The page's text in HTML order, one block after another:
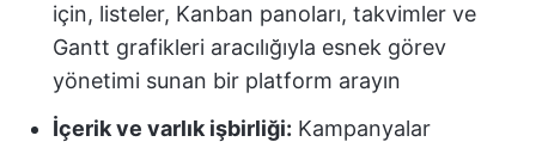
için, listeler, Kanban panoları, takvimler ve
Gantt grafikleri aracılığıyla esnek görev
yönetimi sunan bir platform arayın
İçerik ve varlık işbirliği: Kampanyalar